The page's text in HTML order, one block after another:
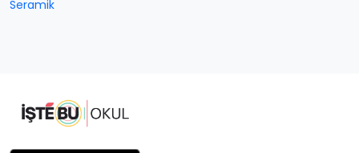
Seramik